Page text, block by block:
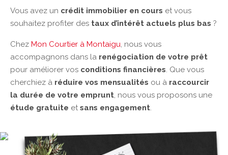
Vous avez un crédit immobilier en cours et vous
souhaitez profiter des taux d’intérêt actuels plus bas ?
Chez Mon Courtier à Montaigu, nous vous
accompagnons dans la renégociation de votre prêt
pour améliorer vos conditions financières. Que vous
cherchiez à réduire vos mensualités ou à raccourcir
la durée de votre emprunt, nous vous proposons une
étude gratuite et sans engagement.